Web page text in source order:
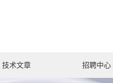
技术文章 招聘中心